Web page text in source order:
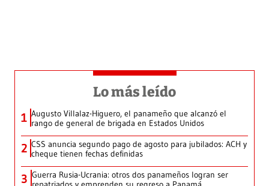
Lo más leído
1 Augusto Villalaz-Higuero, el panameño que alcanzó el
rango de general de brigada en Estados Unidos
2 CSS anuncia segundo pago de agosto para jubilados: ACH y
cheque tienen fechas definidas
3 Guerra Rusia-Ucrania: otros dos panameños logran ser